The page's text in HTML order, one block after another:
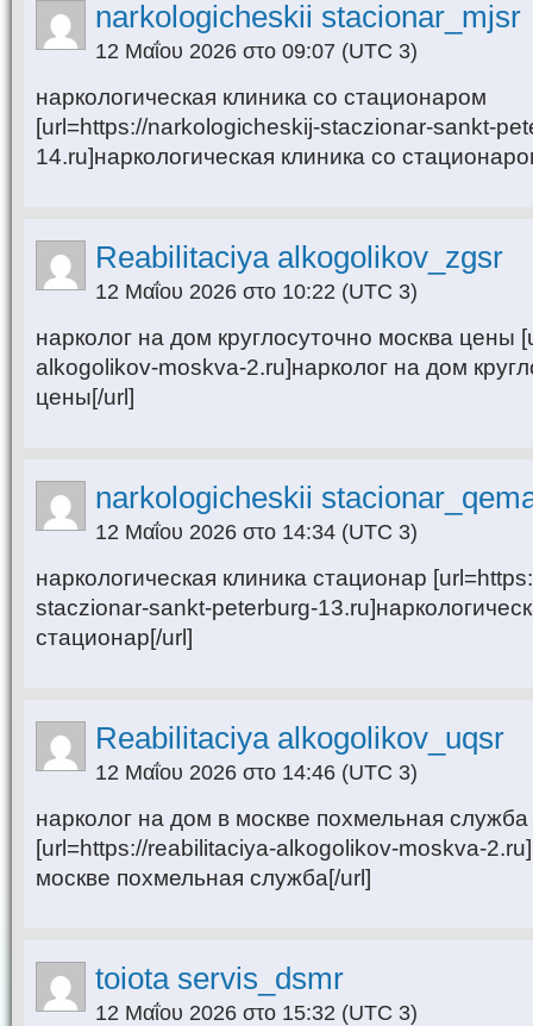
narkologicheskii stacionar_mjsr
12 Μαΐου 2026 στο 09:07 (UTC 3)
наркологическая клиника со стационаром
[url=https://narkologicheskij-staczionar-sankt-
14.ru]наркологическая клиника со
Reabilitaciya alkogolikov_zgsr
12 Μαΐου 2026 στο 10:22 (UTC 3)
нарколог на дом круглосуточно москва цены
alkogolikov-moskva-2.ru]нарколог на дом
цены[/url]
narkologicheskii
12 Μαΐου 2026 στο 14:34 (UTC 3)
наркологическая клиника стационар
staczionar-sankt-peterburg-
стационар[/url]
Reabilitaciya alkogolikov_uqsr
12 Μαΐου 2026 στο 14:46 (UTC 3)
нарколог на дом в москве похмельная служба
[url=https://reabilitaciya-alkogolikov-moskva-
москве похмельная служба[/url]
toiota servis_dsmr
12 Μαΐου 2026 στο 15:32 (UTC 3)